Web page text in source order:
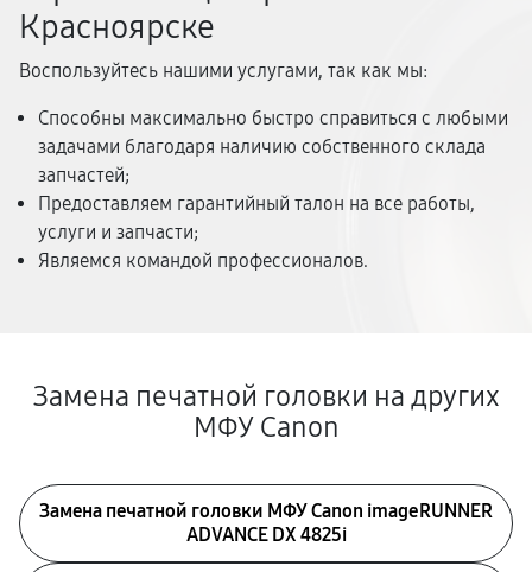
Красноярске
Воспользуйтесь нашими услугами, так как мы:
Способны максимально быстро справиться с любыми
задачами благодаря наличию собственного склада
запчастей;
Предоставляем гарантийный талон на все работы,
услуги и запчасти;
Являемся командой профессионалов.
Замена печатной головки на других
МФУ Canon
Замена печатной головки МФУ Canon imageRUNNER
ADVANCE DX 4825i